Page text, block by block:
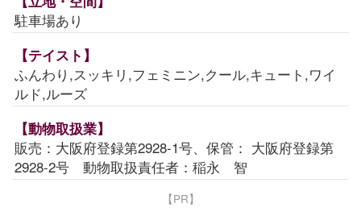
駐車場あり
【テイスト】
ふんわり,スッキリ,フェミニン,クール,キュート,ワイ
ルド,ルーズ
【動物取扱業】
販売：大阪府登録第2928-1号、保管： 大阪府登録第
2928-2号 動物取扱責任者：稲永 智
【PR】